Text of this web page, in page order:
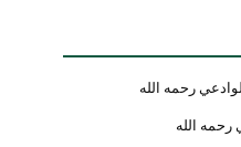
رحمه الله
رحمه الله